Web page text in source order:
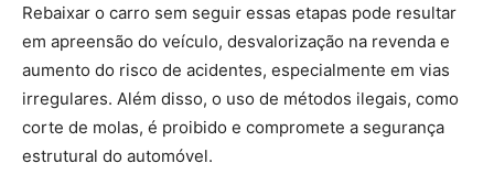
Rebaixar o carro sem seguir essas etapas pode resultar
em apreensão do veículo, desvalorização na revenda e
aumento do risco de acidentes, especialmente em vias
irregulares. Além disso, o uso de métodos ilegais, como
corte de molas, é proibido e compromete a segurança
estrutural do automóvel.